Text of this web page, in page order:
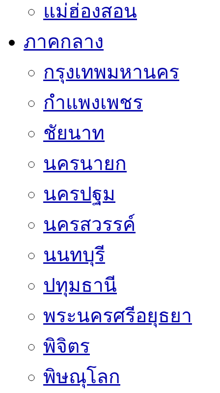
แม่ฮ่องสอน
ภาคกลาง
กรุงเทพมหานคร
กำแพงเพชร
ชัยนาท
นครนายก
นครปฐม
นครสวรรค์
นนทบุรี
ปทุมธานี
พระนครศรีอยุธยา
พิจิตร
พิษณุโลก